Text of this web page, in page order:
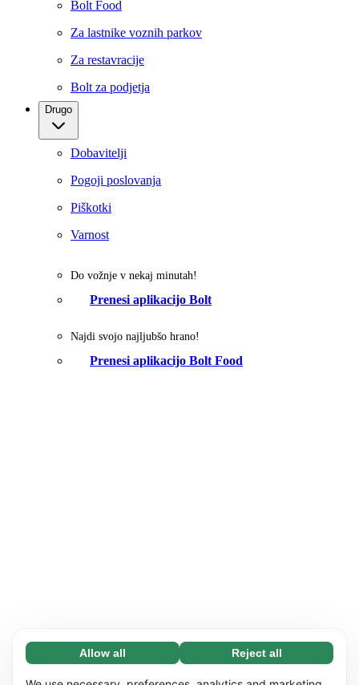
Necessary (65)
Necessary cookies help make our website
Learn more
Allow all Reject all
Bolt Food
Za lastnike voznih parkov
Za restavracije
Bolt za podjetja
Drugo
Dobavitelji
Pogoji poslovanja
Piškotki
Varnost
Do vožnje v nekaj minutah!
Prenesi aplikacijo Bolt
Najdi svojo najljubšo hrano!
Prenesi aplikacijo Bolt Food